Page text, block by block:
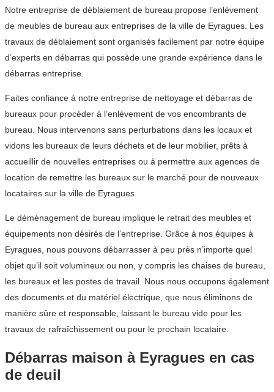
Notre entreprise de déblaiement de bureau propose l’enlèvement
de meubles de bureau aux entreprises de la ville de Eyragues. Les
travaux de déblaiement sont organisés facilement par notre équipe
d’experts en débarras qui possède une grande expérience dans le
débarras entreprise.
Faites confiance à notre entreprise de nettoyage et débarras de
bureaux pour procéder à l’enlèvement de vos encombrants de
bureau. Nous intervenons sans perturbations dans les locaux et
vidons les bureaux de leurs déchets et de leur mobilier, prêts à
accueillir de nouvelles entreprises ou à permettre aux agences de
location de remettre les bureaux sur le marché pour de nouveaux
locataires sur la ville de Eyragues.
Le déménagement de bureau implique le retrait des meubles et
équipements non désirés de l’entreprise. Grâce à nos équipes à
Eyragues, nous pouvons débarrasser à peu près n’importe quel
objet qu’il soit volumineux ou non, y compris les chaises de bureau,
les bureaux et les postes de travail. Nous nous occupons également
des documents et du matériel électrique, que nous éliminons de
manière sûre et responsable, laissant le bureau vide pour les
travaux de rafraîchissement ou pour le prochain locataire.
Débarras maison à Eyragues en cas
de deuil